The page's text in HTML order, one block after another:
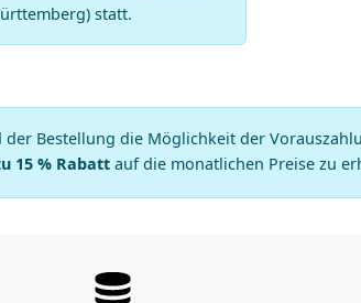
statt.
der Bestellung die Möglichkeit der
15 % Rabattauf die monatlichen Preise zu